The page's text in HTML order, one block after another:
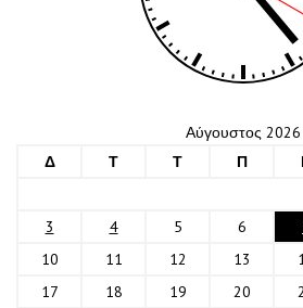
Αύγουστος 2026
Δ
Τ Τ Π
3
4 5 6
10
11 12 13
17
18 19 20